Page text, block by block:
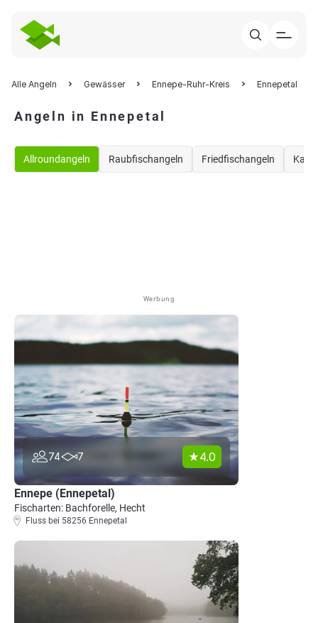
Alle Angeln Gewässer Ennepe-Ruhr-Kreis Ennepetal
Angeln in Ennepetal
Allroundangeln Raubfischangeln Friedfischangeln
Werbung
74 7 4.0
Ennepe (Ennepetal)
Fischarten: Bachforelle, Hecht
Fluss bei 58256 Ennepetal